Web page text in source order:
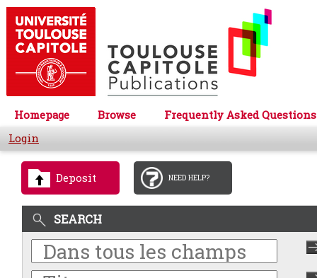
Homepage Browse
Frequently Asked Questions
Login
Deposit NEED HELP?
SEARCH